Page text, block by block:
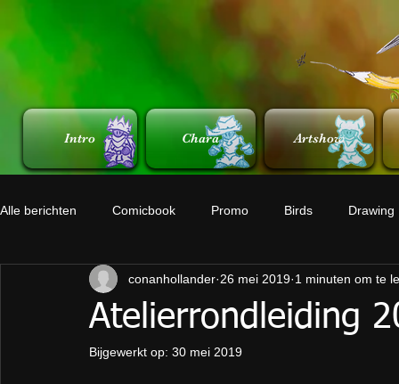
Intro Chara Artshow
Alle berichten Comicbook Promo Birds Drawing
Atelierrondleiding
conanhollander 26 mei 2019 1 minuten om te
Bijgewerkt op: 30 mei 2019